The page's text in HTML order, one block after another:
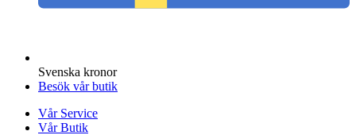
Svenska kronor
Besök vår butik
Vår Service
Vår Butik